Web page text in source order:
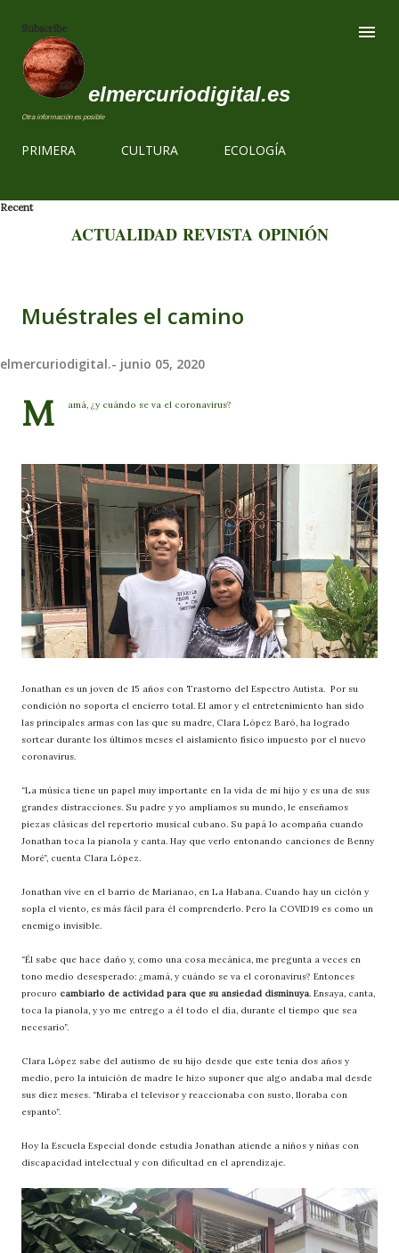
Subscribe
elmercuriodigital.es
Otra información es posible
PRIMERA CULTURA ECOLOGÍA
Recent
ACTUALIDAD REVISTA OPINIÓN
Muéstrales el camino
elmercuriodigital.- junio 05, 2020
M amá, ¿y cuándo se va el coronavirus?
Jonathan es un joven de 15 años con Trastorno del Espectro Autista. Por su
condición no soporta el encierro total. El amor y el entretenimiento han sido
las principales armas con las que su madre, Clara López Baró, ha logrado
sortear durante los últimos meses el aislamiento físico impuesto por el nuevo
coronavirus.
“La música tiene un papel muy importante en la vida de mi hijo y es una de sus
grandes distracciones. Su padre y yo ampliamos su mundo, le enseñamos
piezas clásicas del repertorio musical cubano. Su papá lo acompaña cuando
Jonathan toca la pianola y canta. Hay que verlo entonando canciones de Benny
Moré”, cuenta Clara López.
Jonathan vive en el barrio de Marianao, en La Habana. Cuando hay un ciclón y
sopla el viento, es más fácil para él comprenderlo. Pero la COVID19 es como un
enemigo invisible.
“Él sabe que hace daño y, como una cosa mecánica, me pregunta a veces en
tono medio desesperado: ¿mamá, y cuándo se va el coronavirus? Entonces
procuro cambiarlo de actividad para que su ansiedad disminuya. Ensaya, canta,
toca la pianola, y yo me entrego a él todo el día, durante el tiempo que sea
necesario”.
Clara López sabe del autismo de su hijo desde que este tenía dos años y
medio, pero la intuición de madre le hizo suponer que algo andaba mal desde
sus diez meses. “Miraba el televisor y reaccionaba con susto, lloraba con
espanto”.
Hoy la Escuela Especial donde estudia Jonathan atiende a niños y niñas con
discapacidad intelectual y con dificultad en el aprendizaje.